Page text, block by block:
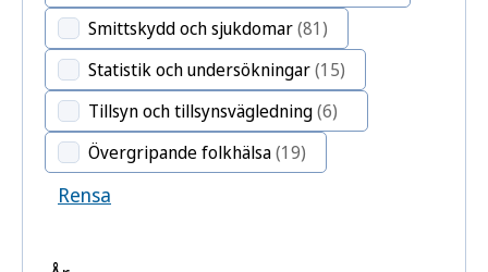
Smittskydd och sjukdomar(81)
Statistik och undersökningar(15)
Tillsyn och tillsynsvägledning(6)
Övergripande folkhälsa(19)
Rensa